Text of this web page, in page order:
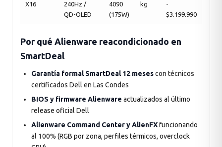
X16
240Hz /
QD-OLED
4090
(175W)
kg
-
$3.199.990
Por qué Alienware reacondicionado en
SmartDeal
Garantía formal SmartDeal 12 mesescon técnicos
certificados Dell en Las Condes
BIOS y firmware Alienware actualizados al último
release oficial Dell
Alienware Command Center y AlienFXfuncionando
al 100% (RGB por zona, perfiles térmicos, overclock